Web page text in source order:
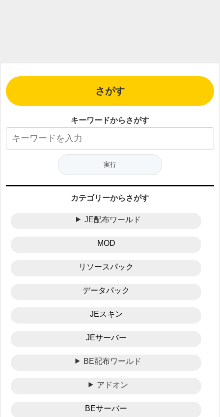
さがす
キーワードからさがす
カテゴリーからさがす
JE配布ワールド
MOD
リソースパック
データパック
JEスキン
JEサーバー
BE配布ワールド
アドオン
BEサーバー